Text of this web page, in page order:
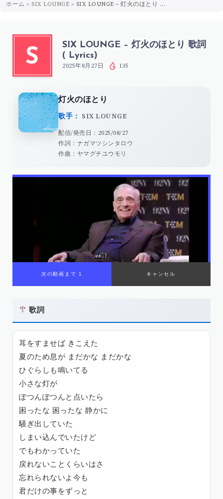
ホーム » SIX LOUNGE » SIX LOUNGE – 灯火のほとり 歌詞 ( Lyrics)
S
SIX LOUNGE – 灯火のほとり 歌詞
( Lyrics)
2025年8月27日 135
灯火のほとり
歌手： SIX LOUNGE
配信/発売日：2025/08/27
作詞：ナガマツシンタロウ
作曲：ヤマグチユウモリ
次の動画まで 1 キャンセル
歌詞
耳をすませば きこえた
夏のため息が まだかな まだかな
ひぐらしも鳴いてる
小さな灯が
ぽつんぽつんと点いたら
困ったな 困ったな 静かに
騒ぎ出していた
しまい込んでいたけど
でもわかっていた
戻れないことくらいはさ
忘れられないよ今も
君だけの事をずっと